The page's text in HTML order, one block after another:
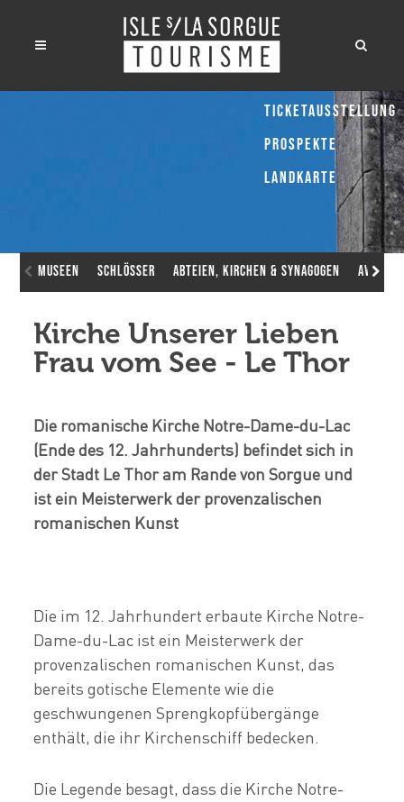
Museen Schlösser Abteien, Kirchen & Synagogen
Kirche Unserer Lieben
Frau vom See - Le Thor
Die romanische Kirche Notre-Dame-du-Lac
(Ende des 12. Jahrhunderts) befindet sich in
der Stadt Le Thor am Rande von Sorgue und
ist ein Meisterwerk der provenzalischen
romanischen Kunst
Die im 12. Jahrhundert erbaute Kirche Notre-
Dame-du-Lac ist ein Meisterwerk der
provenzalischen romanischen Kunst, das
bereits gotische Elemente wie die
geschwungenen Sprengkopfübergänge
enthält, die ihr Kirchenschiff bedecken.
Die Legende besagt, dass die Kirche Notre-
Ticketausstellung
Prospekte
Landkarte